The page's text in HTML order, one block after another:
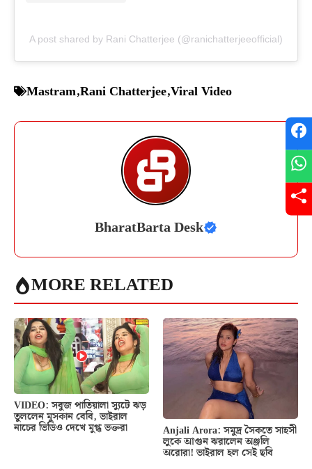
A post shared by Rani Chatterjee (@ranichatterjeeofficial)
Mastram,Rani Chatterjee,Viral Video
BharatBarta Desk
MORE RELATED
VIDEO: সবুজ পাতিয়ালা স্যুটে ঝড়
তুললেন মুসকান বেবি, ভাইরাল
নাচের ভিডিও দেখে মুগ্ধ ভক্তরা Anjali Arora: সমুদ্র সৈকতে সাহসী
লুকে আগুন ঝরালেন অঞ্জলি
অরোরা! ভাইরাল হল সেই ছবি